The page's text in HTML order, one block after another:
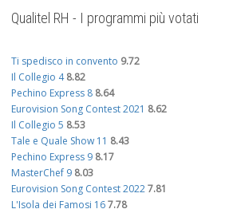
Qualitel RH - I programmi più votati
Ti spedisco in convento 9.72
Il Collegio 4 8.82
Pechino Express 8 8.64
Eurovision Song Contest 2021 8.62
Il Collegio 5 8.53
Tale e Quale Show 11 8.43
Pechino Express 9 8.17
MasterChef 9 8.03
Eurovision Song Contest 20227.81
L'Isola dei Famosi 167.78